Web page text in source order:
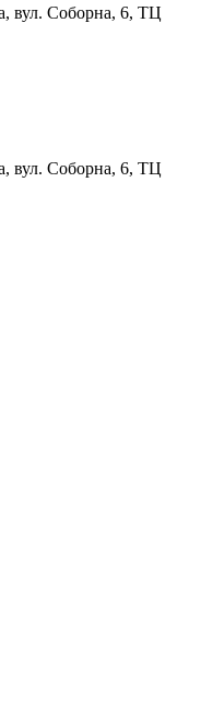
вул. Соборна, 6, ТЦ
вул. Соборна, 6, ТЦ